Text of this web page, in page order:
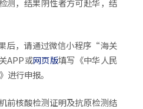
测，结果阴性者方可赴华，结
后，请通过微信小程序“海关
APP或网页版填写《中华人民
进行申报。
前核酸检测证明及抗原检测结